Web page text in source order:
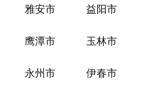
雅安市 益阳市
鹰潭市 玉林市
永州市 伊春市